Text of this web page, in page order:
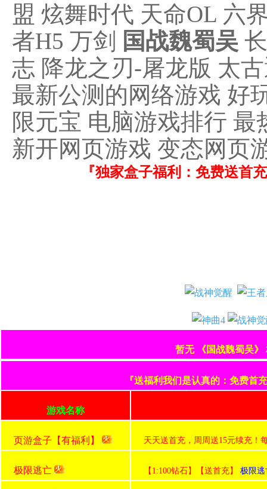
盟 炫舞时代 天命OL 六
者H5 万剑 国战魏蜀吴
志 降龙之刃-屠龙版 太
最新公测的网络游戏 好
限元宝 电脑游戏排行
新开网页游戏 变态网页
『独家盒子福利：免费送首
暂无 《国战魏蜀吴
『送福利我们是认真的：免费首
游戏名称
页游盒子【有福利】 天天送首充，周周送15元续充！
极限逃亡 【1:100钻石】【送首充】 极限逃